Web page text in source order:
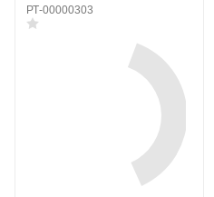
РТ-00000303